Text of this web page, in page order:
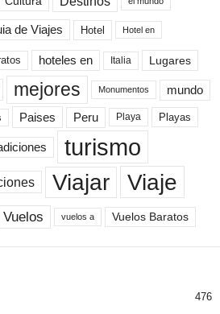
de Viajes Hotel Hotel en
hoteles en Italia Lugares
mejores Monumentos mundo
Paises Peru Playa Playas
turismo
Viajar Viaje
Vuelos vuelos a Vuelos Baratos
476